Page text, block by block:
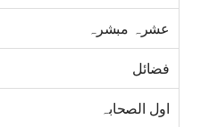
عشرہ مبشرہ
فضائل
اول الصحابہ